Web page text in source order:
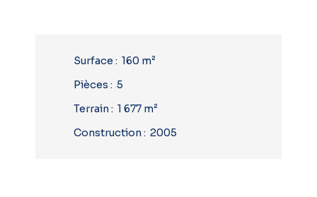
Surface : 160 m²
Pièces : 5
Terrain : 1 677 m²
Construction : 2005